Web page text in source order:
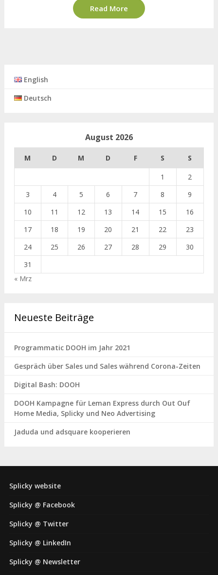
Read More
English
Deutsch
August 2026
M D M D F S S
1
2
3
4 5 6 7 8
9
10
11 12 13 14 15
16
17
18 19 20 21 22
23
24
25 26 27 28 29
30
31
« Mrz
Neueste Beiträge
Programmatic DOOH im Jahr 2021
Gespräch über Sales und Sales während Corona-Zeiten
Digital Bash: DOOH
DOOH Kampagne für Leman Express durch Out Ouf
Home Media, Splicky und Neo Advertising
Jaduda und adsquare kooperieren
Splicky website
Splicky @ Facebook
Splicky @ Twitter
Splicky @ LinkedIn
Splicky @ Newsletter